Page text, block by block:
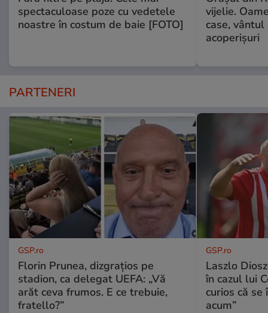
spectaculoase poze cu vedetele
noastre în costum de baie [FOTO]
vijelie.
case,
acoperişuri
PARTENERI
GSP.ro
Florin Prunea, dizgrațios pe
stadion, ca delegat UEFA: „Vă
arăt ceva frumos. E ce trebuie,
fratello?”
GSP.ro
Laszlo
în cazul lui
curios că
acum”